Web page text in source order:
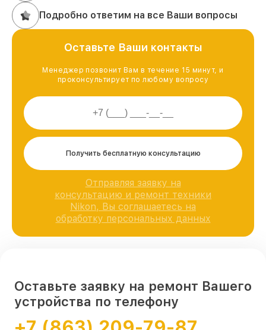
Подробно ответим на все Ваши вопросы
Оставьте Ваши контакты
Менеджер позвонит Вам в течение 15 минут, и
проконсультирует по любому вопросу
Получить бесплатную консультацию
Отправляя заявку на
консультацию и ремонт техники
Nikon, Вы соглашаетесь на
обработку персональных данных
Оставьте заявку на ремонт Вашего
устройства по телефону